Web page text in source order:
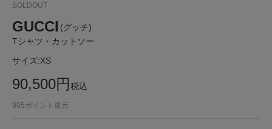
SOLDOUT
GUCCI (グッチ)
Tシャツ・カットソー
サイズ:XS
90,500円税込
905ポイント還元